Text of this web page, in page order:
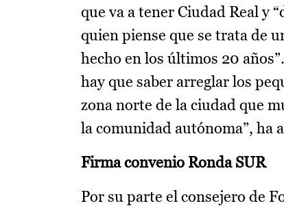
que va a tener Ciudad Real y
quien piense que se trata de
hecho en los últimos 20
hay que saber arreglar los
zona norte de la ciudad que
la comunidad autónoma”, ha
Firma convenio Ronda SUR
Por su parte el consejero de